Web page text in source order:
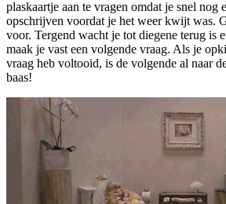
plaskaartje aan te vragen omdat je snel
opschrijven voordat je het weer kwijt was.
voor. Tergend wacht je tot diegene terug is
maak je vast een volgende vraag. Als je
vraag heb voltooid, is de volgende al naar
baas!